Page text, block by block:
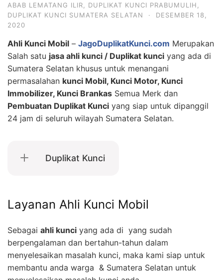
ABAB LEMATANG ILIR, DUPLIKAT KUNCI PRABUMULIH,
DUPLIKAT KUNCI SUMATERA SELATAN
·
DESEMBER 18,
2020
Ahli Kunci Mobil – JagoDuplikatKunci.com Merupakan
Salah satu jasa ahli kunci / Duplikat kunci yang ada di
Sumatera Selatan khusus untuk menangani
permasalahan kunci Mobil, Kunci Motor, Kunci
Immobilizer, Kunci Brankas Semua Merk dan
Pembuatan Duplikat Kunci yang siap untuk dipanggil
24 jam di seluruh wilayah Sumatera Selatan.
Duplikat Kunci
Layanan Ahli Kunci Mobil
Sebagai ahli kunci yang ada di yang sudah
berpengalaman dan bertahun-tahun dalam
menyelesaikan masalah kunci, maka kami siap untuk
membantu anda warga & Sumatera Selatan untuk